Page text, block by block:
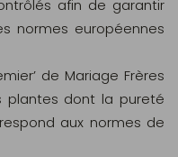
afin de garantir
normes européennes
de Mariage Frères
plantes dont la pureté
aux normes de